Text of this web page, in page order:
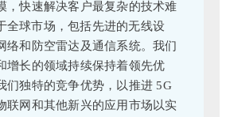
，快速解决客户最复杂的技术难
全球市场，包括先进的无线设
络和防空雷达及通信系统。我们
增长的领域持续保持着领先优
们独特的竞争优势，以推进 5G
联网和其他新兴的应用市场以实